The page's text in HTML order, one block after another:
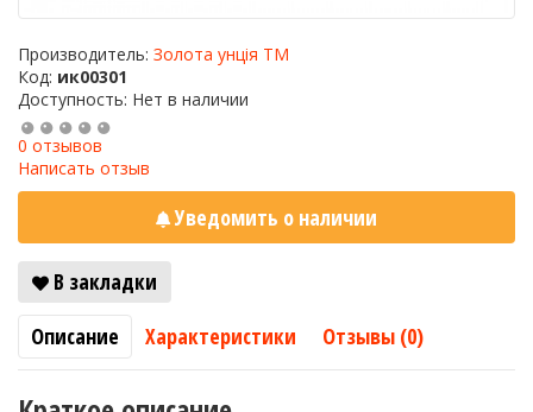
Производитель: Золота унція ТМ
Код: ик00301
Доступность: Нет в наличии
0 отзывов
Написать отзыв
Уведомить о наличии
В закладки
Описание
Характеристики Отзывы (0)